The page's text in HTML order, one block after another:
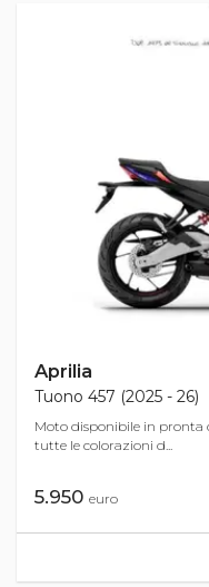
Aprilia
Tuono 457 (2025 - 26)
Moto disponibile in pronta
tutte le colorazioni d...
5.950 euro